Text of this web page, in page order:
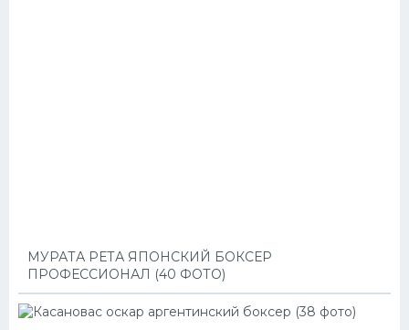
МУРАТА РЕТА ЯПОНСКИЙ БОКСЕР
ПРОФЕССИОНАЛ (40 ФОТО)